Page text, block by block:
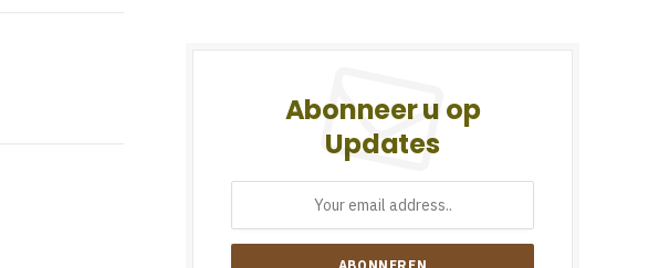
Abonneer u op
Updates